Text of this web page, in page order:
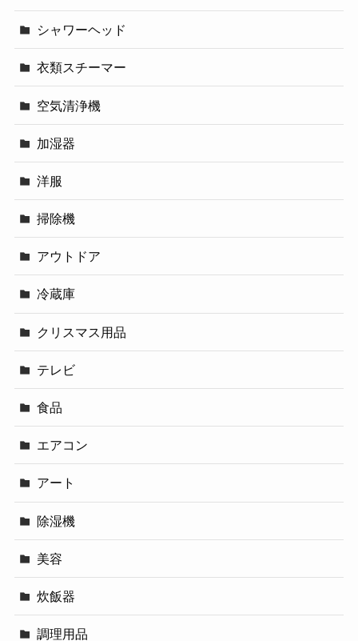
シャワーヘッド
衣類スチーマー
空気清浄機
加湿器
洋服
掃除機
アウトドア
冷蔵庫
クリスマス用品
テレビ
食品
エアコン
アート
除湿機
美容
炊飯器
調理用品